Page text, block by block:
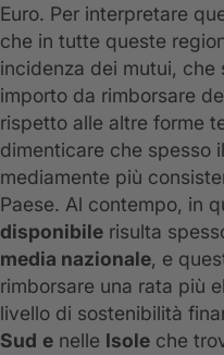
Euro. Per interpretare
che in tutte queste
incidenza dei mutui, che
importo da rimborsare
rispetto alle altre forme
dimenticare che spesso
mediamente più
Paese. Al contempo, in
disponibile risulta
media nazionale, e
rimborsare una rata più
livello di sostenibilità
Sud e nelle Isole che